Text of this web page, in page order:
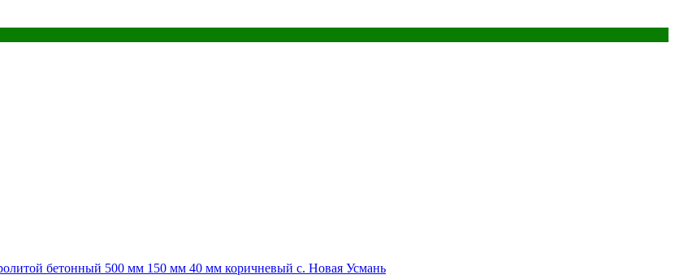
бетонный 500 мм 150 мм 40 мм коричневый с. Новая Усмань